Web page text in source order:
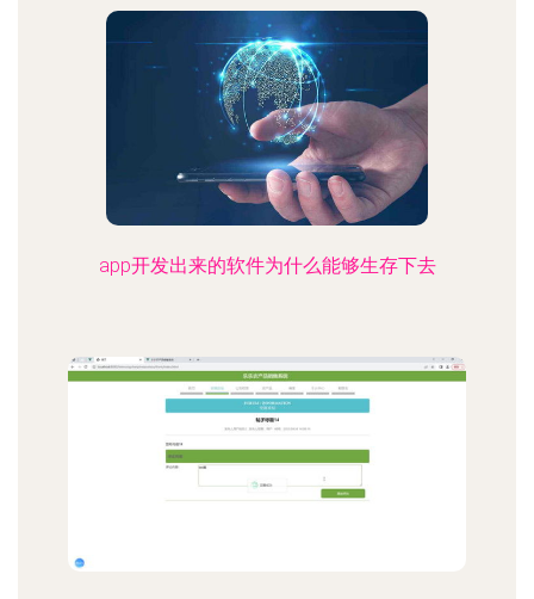
app开发出来的软件为什么能够生存下去